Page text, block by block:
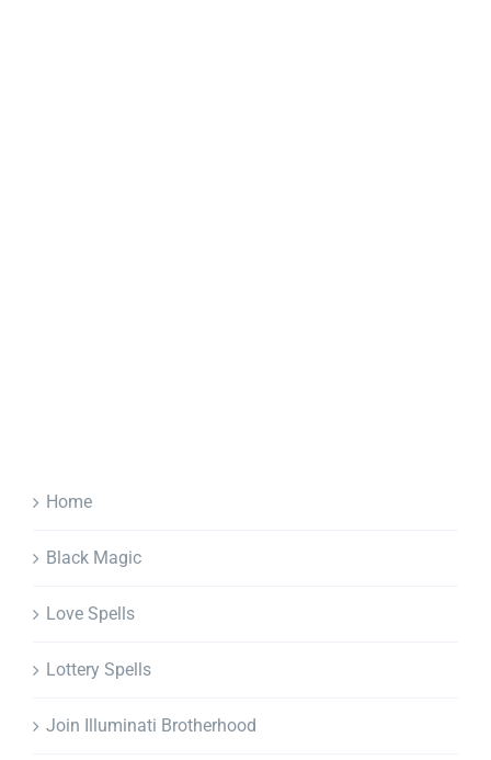
Home
Black Magic
Love Spells
Lottery Spells
Join Illuminati Brotherhood